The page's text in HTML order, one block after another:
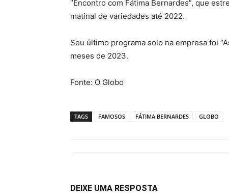
“Encontro com Fátima Bernardes”, que
matinal de variedades até 2022.
Seu último programa solo na empresa foi
meses de 2023.
Fonte: O Globo
TAGS FAMOSOS FÁTIMA BERNARDES GLOBO
DEIXE UMA RESPOSTA